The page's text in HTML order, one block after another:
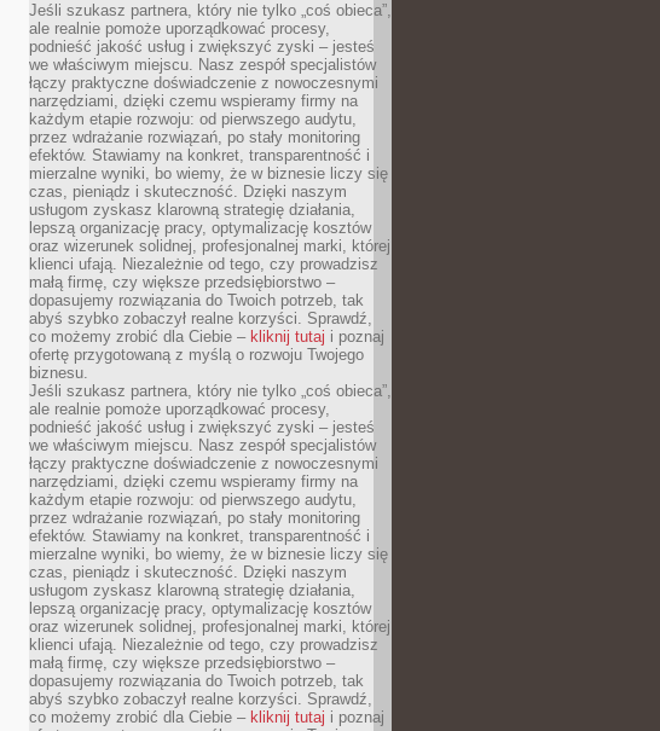
Jeśli szukasz partnera, który nie tylko „coś obieca”,
ale realnie pomoże uporządkować procesy,
podnieść jakość usług i zwiększyć zyski – jesteś
we właściwym miejscu. Nasz zespół specjalistów
łączy praktyczne doświadczenie z nowoczesnymi
narzędziami, dzięki czemu wspieramy firmy na
każdym etapie rozwoju: od pierwszego audytu,
przez wdrażanie rozwiązań, po stały monitoring
efektów. Stawiamy na konkret, transparentność i
mierzalne wyniki, bo wiemy, że w biznesie liczy się
czas, pieniądz i skuteczność. Dzięki naszym
usługom zyskasz klarowną strategię działania,
lepszą organizację pracy, optymalizację kosztów
oraz wizerunek solidnej, profesjonalnej marki, której
klienci ufają. Niezależnie od tego, czy prowadzisz
małą firmę, czy większe przedsiębiorstwo –
dopasujemy rozwiązania do Twoich potrzeb, tak
abyś szybko zobaczył realne korzyści. Sprawdź,
co możemy zrobić dla Ciebie – kliknij tutaj i poznaj
ofertę przygotowaną z myślą o rozwoju Twojego
biznesu.
Jeśli szukasz partnera, który nie tylko „coś obieca”,
ale realnie pomoże uporządkować procesy,
podnieść jakość usług i zwiększyć zyski – jesteś
we właściwym miejscu. Nasz zespół specjalistów
łączy praktyczne doświadczenie z nowoczesnymi
narzędziami, dzięki czemu wspieramy firmy na
każdym etapie rozwoju: od pierwszego audytu,
przez wdrażanie rozwiązań, po stały monitoring
efektów. Stawiamy na konkret, transparentność i
mierzalne wyniki, bo wiemy, że w biznesie liczy się
czas, pieniądz i skuteczność. Dzięki naszym
usługom zyskasz klarowną strategię działania,
lepszą organizację pracy, optymalizację kosztów
oraz wizerunek solidnej, profesjonalnej marki, której
klienci ufają. Niezależnie od tego, czy prowadzisz
małą firmę, czy większe przedsiębiorstwo –
dopasujemy rozwiązania do Twoich potrzeb, tak
abyś szybko zobaczył realne korzyści. Sprawdź,
co możemy zrobić dla Ciebie – kliknij tutaj i poznaj